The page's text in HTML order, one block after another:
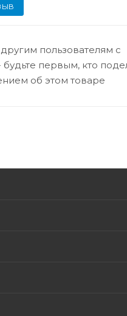
пользователям с
первым, кто
об этом товаре